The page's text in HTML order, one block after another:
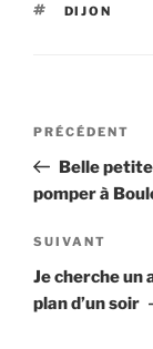
DIJON
Navigation
l’article
Article
précédent
PRÉCÉDENT
Belle
pomper à
Article
suivant
SUIVANT
Je cherche un
plan d’un soir